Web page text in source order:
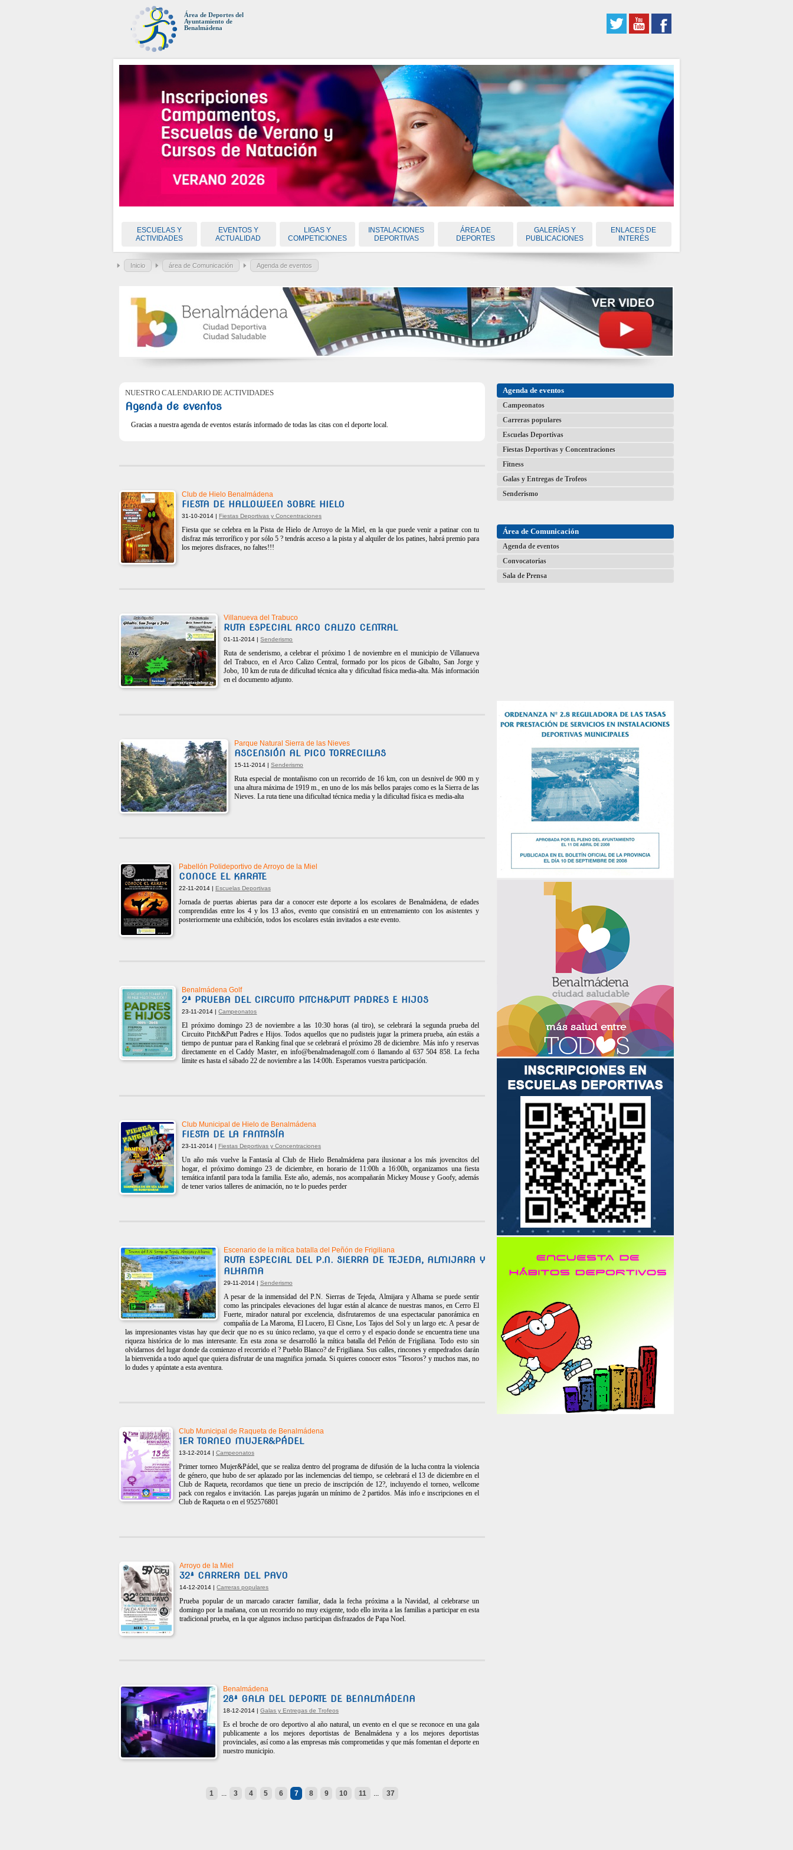
Área de Deportes del
Ayuntamiento de
Benalmádena
ESCUELAS Y
ACTIVIDADES
EVENTOS Y
ACTUALIDAD
LIGAS Y
COMPETICIONES
INSTALACIONES
DEPORTIVAS
ÁREA DE
DEPORTES
GALERÍAS Y
PUBLICACIONES
ENLACES DE
INTERÉS
Inicio área de Comunicación Agenda de eventos
NUESTRO CALENDARIO DE ACTIVIDADES
Agenda de eventos
Gracias a nuestra agenda de eventos estarás informado de todas las citas con el deporte local.
Club de Hielo Benalmádena
FIESTA DE HALLOWEEN SOBRE HIELO
31-10-2014 | Fiestas Deportivas y Concentraciones
Fiesta que se celebra en la Pista de Hielo de Arroyo de la Miel, en la que puede venir a patinar con tu
disfraz más terrorífico y por sólo 5 ? tendrás acceso a la pista y al alquiler de los patines, habrá premio para
los mejores disfraces, no faltes!!!
Villanueva del Trabuco
RUTA ESPECIAL ARCO CALIZO CENTRAL
01-11-2014 |Senderismo
Ruta de senderismo, a celebrar el próximo 1 de noviembre en el municipio de Villanueva
del Trabuco, en el Arco Calizo Central, formado por los picos de Gibalto, San Jorge y
Jobo, 10 km de ruta de dificultad técnica alta y dificultad física media-alta. Más información
en el documento adjunto.
Parque Natural Sierra de las Nieves
ASCENSIÓN AL PICO TORRECILLAS
15-11-2014 |Senderismo
Ruta especial de montañismo con un recorrido de 16 km, con un desnivel de 900 m y
una altura máxima de 1919 m., en uno de los más bellos parajes como es la Sierra de las
Nieves. La ruta tiene una dificultad técnica media y la dificultad física es media-alta
Pabellón Polideportivo de Arroyo de la Miel
CONOCE EL KARATE
22-11-2014 | Escuelas Deportivas
Jornada de puertas abiertas para dar a conocer este deporte a los escolares de Benalmádena, de edades
comprendidas entre los 4 y los 13 años, evento que consistirá en un entrenamiento con los asistentes y
posteriormente una exhibición, todos los escolares están invitados a este evento.
Benalmádena Golf
2ª PRUEBA DEL CIRCUITO PITCH&PUTT PADRES E HIJOS
23-11-2014 |Campeonatos
El próximo domingo 23 de noviembre a las 10:30 horas (al tiro), se celebrará la segunda prueba del
Circuito Pitch&Putt Padres e Hijos. Todos aquellos que no pudisteis jugar la primera prueba, aún estáis a
tiempo de puntuar para el Ranking final que se celebrará el próximo 28 de diciembre. Más info y reservas
directamente en el Caddy Master, en info@benalmadenagolf.comó llamando al 637 504 858. La fecha
límite es hasta el sábado 22 de noviembre a las 14:00h. Esperamos vuestra participación.
Club Municipal de Hielo de Benalmádena
FIESTA DE LA FANTASÍA
23-11-2014 | Fiestas Deportivas y Concentraciones
Un año más vuelve la Fantasía al Club de Hielo Benalmádena para ilusionar a los más jovencitos del
hogar, el próximo domingo 23 de diciembre, en horario de 11:00h a 16:00h, organizamos una fiesta
temática infantil para toda la familia. Este año, además, nos acompañarán Mickey Mouse y Goofy, además
de tener varios talleres de animación, no te lo puedes perder
Escenario de la mítica batalla del Peñón de Frigiliana
RUTA ESPECIAL DEL P.N. SIERRA DE TEJEDA, ALMIJARA Y
ALHAMA
29-11-2014 | Senderismo
A pesar de la inmensidad del P.N. Sierras de Tejeda, Almijara y Alhama se puede sentir
como las principales elevaciones del lugar están al alcance de nuestras manos, en Cerro El
Fuerte, mirador natural por excelencia, disfrutaremos de una espectacular panorámica en
compañía de La Maroma, El Lucero, El Cisne, Los Tajos del Sol y un largo etc. A pesar de
las impresionantes vistas hay que decir que no es su único reclamo, ya que el cerro y el espacio donde se encuentra tiene una
riqueza histórica de lo mas interesante. En esta zona se desarrolló la mítica batalla del Peñón de Frigiliana. Todo esto sin
olvidarnos del lugar donde da comienzo el recorrido el ? Pueblo Blanco? de Frigiliana. Sus calles, rincones y empedrados darán
la bienvenida a todo aquel que quiera disfrutar de una magnifica jornada. Si quieres conocer estos "Tesoros? y muchos mas, no
lo dudes y apúntate a esta aventura.
Club Municipal de Raqueta de Benalmádena
1ER TORNEO MUJER&PÁDEL
13-12-2014 | Campeonatos
Primer torneo Mujer&Pádel, que se realiza dentro del programa de difusión de la lucha contra la violencia
de género, que hubo de ser aplazado por las inclemencias del tiempo, se celebrará el 13 de diciembre en el
Club de Raqueta, recordamos que tiene un precio de inscripción de 12?, incluyendo el torneo, wellcome
pack con regalos e invitación. Las parejas jugarán un mínimo de 2 partidos. Más info e inscripciones en el
Club de Raqueta o en el 952576801
Arroyo de la Miel
32ª CARRERA DEL PAVO
14-12-2014 |Carreras populares
Prueba popular de un marcado caracter familiar, dada la fecha próxima a la Navidad, al celebrarse un
domingo por la mañana, con un recorrido no muy exigente, todo ello invita a las familias a participar en esta
tradicional prueba, en la que algunos incluso participan disfrazados de Papa Noel.
Benalmádena
28ª GALA DEL DEPORTE DE BENALMÁDENA
18-12-2014 | Galas y Entregas de Trofeos
Es el broche de oro deportivo al año natural, un evento en el que se reconoce en una gala
publicamente a los mejores deportistas de Benalmádena y a los mejores deportistas
provinciales, así como a las empresas más comprometidas y que más fomentan el deporte en
nuestro municipio.
1 3 4 5 6 7 8 9 10 11 37
Agenda de eventos
Campeonatos
Carreras populares
Escuelas Deportivas
Fiestas Deportivas y Concentraciones
Fitness
Galas y Entregas de Trofeos
Senderismo
Área de Comunicación
Agenda de eventos
Convocatorias
Sala de Prensa